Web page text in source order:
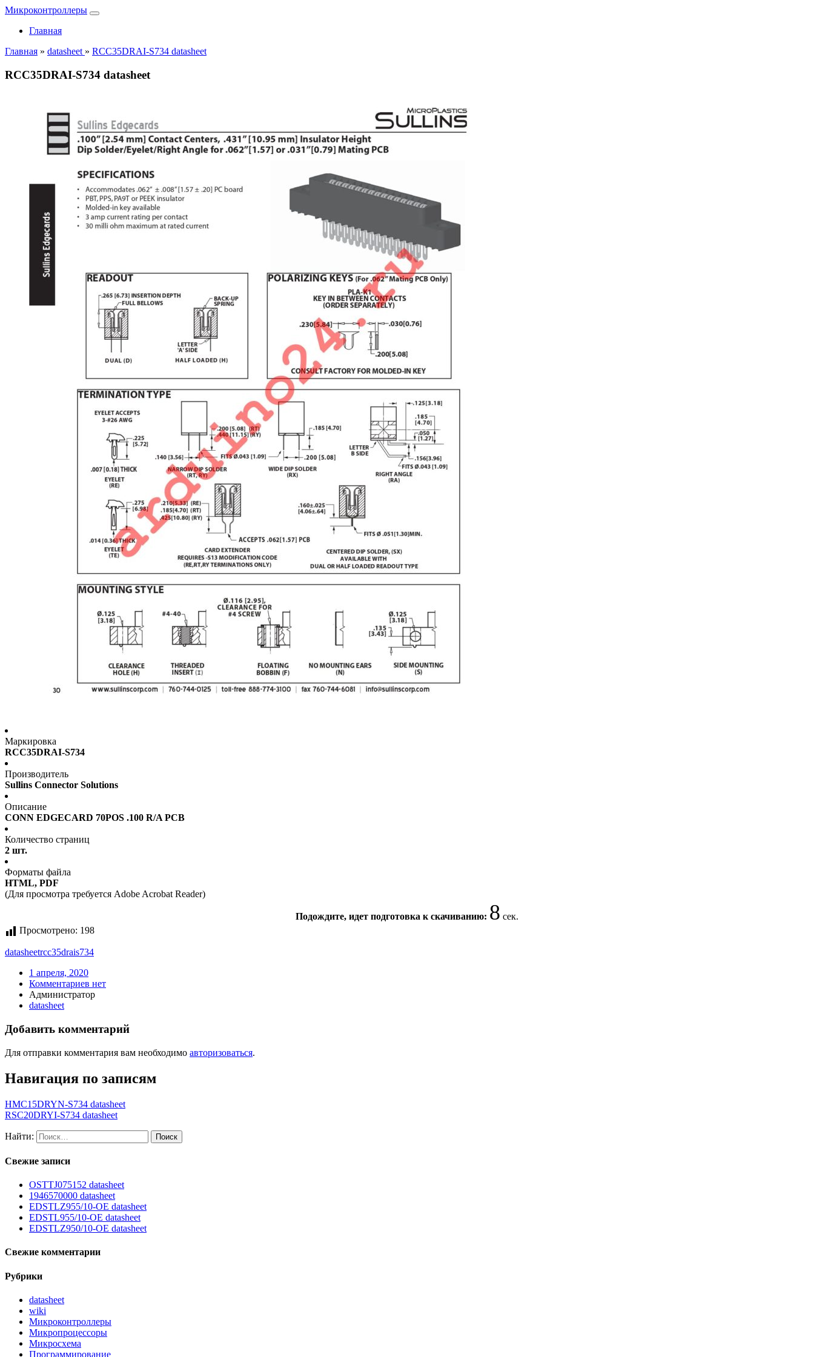
Микроконтроллеры
Главная
Главная » datasheet » RCC35DRAI-S734 datasheet
RCC35DRAI-S734 datasheet
Маркировка
RCC35DRAI-S734
Производитель
Sullins Connector Solutions
Описание
CONN EDGECARD 70POS .100 R/A PCB
Количество страниц
2 шт.
Форматы файла
HTML, PDF
(Для просмотра требуется Adobe Acrobat Reader)
Подождите, идет подготовка к скачиванию: 8 сек.
Просмотрено: 198
datasheetrcc35drais734
1 апреля, 2020
Комментариев нет
Администратор
datasheet
Добавить комментарий
Для отправки комментария вам необходимо авторизоваться.
Навигация по записям
HMC15DRYN-S734 datasheet
RSC20DRYI-S734 datasheet
Найти:
Свежие записи
OSTTJ075152 datasheet
1946570000 datasheet
EDSTLZ955/10-OE datasheet
EDSTL955/10-OE datasheet
EDSTLZ950/10-OE datasheet
Свежие комментарии
Рубрики
datasheet
wiki
Микроконтроллеры
Микропроцессоры
Микросхема
Программирование